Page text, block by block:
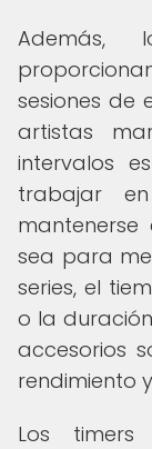
Además,
sesiones de
artistas
intervalos
trabajar
mantenerse
sea para
series, el
o la
accesorios
rendimiento
Los